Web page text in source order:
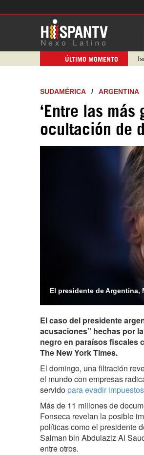
ÚLTIMO MOMENTO
SUDAMÉRICA/ ARGENTINA
‘Entre las más
ocultación de
El presidente de Argentina,
El caso del presidente
acusaciones” hechas por
negro en paraísos fiscales
The New York Times.
El domingo, una filtración
el mundo con empresas
servido para evadir
Más de 11 millones de
Fonseca revelan la posible
políticas como el presidente
Salman bin Abdulaziz Al
entre otros.